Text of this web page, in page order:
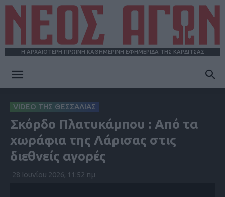
Η ΑΡΧΑΙΟΤΕΡΗ ΠΡΩΪΝΗ ΚΑΘΗΜΕΡΙΝΗ ΕΦΗΜΕΡΙΔΑ ΤΗΣ ΚΑΡΔΙΤΣΑΣ
ΑΓΩΝ
VIDEO ΤΗΣ ΘΕΣΣΑΛΙΑΣ
Σκόρδο Πλατυκάμπου : Από τα
χωράφια της Λάρισας στις
διεθνείς αγορές
28 Ιουνίου 2026, 11:52 πμ